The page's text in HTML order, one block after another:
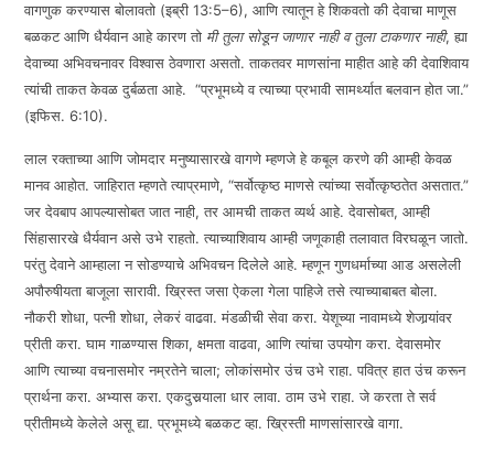
वागणुक करण्यास बोलावतो (इब्री 13:5–6), आणि त्यातून हे शिकवतो की देवाचा माणूस
बळकट आणि धैर्यवान आहे कारण तो मी तुला सोडून जाणार नाही व तुला टाकणार नाही, ह्या
देवाच्या अभिवचनावर विश्वास ठेवणारा असतो. ताकतवर माणसांना माहीत आहे की देवाशिवाय
त्यांची ताकत केवळ दुर्बळता आहे. “प्रभूमध्ये व त्याच्या प्रभावी सामर्थ्यात बलवान होत जा.”
(इफिस. 6:10).
लाल रक्ताच्या आणि जोमदार मनुष्यासारखे वागणे म्हणजे हे कबूल करणे की आम्ही केवळ
मानव आहोत. जाहिरात म्हणते त्याप्रमाणे, “सर्वोत्कृष्ठ माणसे त्यांच्या सर्वोत्कृष्ठतेत असतात.”
जर देवबाप आपल्यासोबत जात नाही, तर आमची ताकत व्यर्थ आहे. देवासोबत, आम्ही
सिंहासारखे धैर्यवान असे उभे राहतो. त्याच्याशिवाय आम्ही जणूकाही तलावात विरघळून जातो.
परंतु देवाने आम्हाला न सोडण्याचे अभिवचन दिलेले आहे. म्हणून गुणधर्माच्या आड असलेली
अपौरुषीयता बाजूला सारावी. ख्रिस्त जसा ऐकला गेला पाहिजे तसे त्याच्याबाबत बोला.
नौकरी शोधा, पत्नी शोधा, लेकरं वाढवा. मंडळीची सेवा करा. येशूच्या नावामध्ये शेजार्‍यांवर
प्रीती करा. घाम गाळण्यास शिका, क्षमता वाढवा, आणि त्यांचा उपयोग करा. देवासमोर
आणि त्याच्या वचनासमोर नम्रतेने चाला; लोकांसमोर उंच उभे राहा. पवित्र हात उंच करून
प्रार्थना करा. अभ्यास करा. एकदुसर्‍याला धार लावा. ठाम उभे राहा. जे करता ते सर्व
प्रीतीमध्ये केलेले असू द्या. प्रभूमध्ये बळकट व्हा. ख्रिस्ती माणसांसारखे वागा.